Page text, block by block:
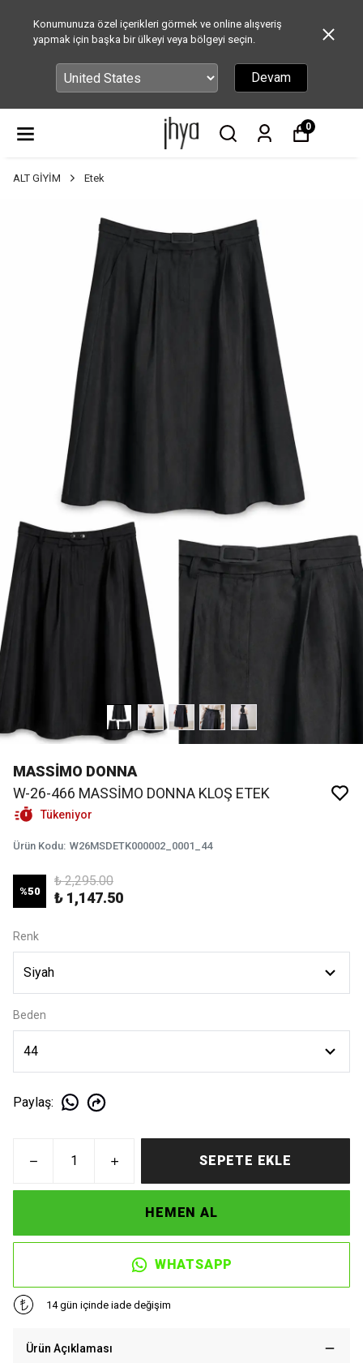
Konumunuza özel içerikleri görmek ve online alışveriş
yapmak için başka bir ülkeyi veya bölgeyi seçin.
Devam
0
ALT GİYİM Etek
MASSİMO DONNA
W-26-466 MASSİMO DONNA KLOŞ ETEK
Tükeniyor
Ürün Kodu: W26MSDETK000002_0001_44
%50
₺ 2,295.00
₺ 1,147.50
Renk
Beden
Paylaş:
SEPETE EKLE
HEMEN AL
WHATSAPP
14 gün içinde iade değişim
Ürün Açıklaması